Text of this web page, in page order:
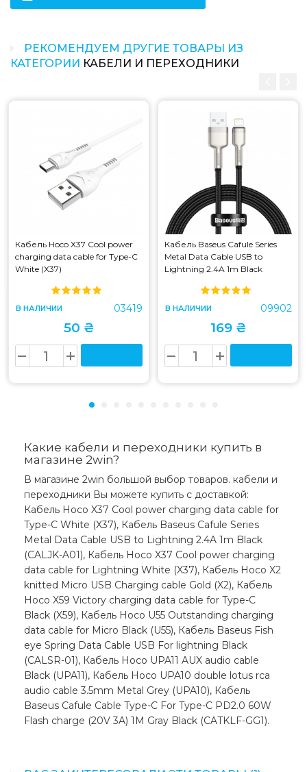
Какая цена на кабель baseus cafule cable usb
for type-c 3a 1m gray+black (catklf-bg1)?
РЕКОМЕНДУЕМ ДРУГИЕ ТОВАРЫ ИЗ
КАТЕГОРИИ КАБЕЛИ И ПЕРЕХОДНИКИ
Кабель Hoco X37 Cool power
charging data cable for Type-C
White (X37)
В НАЛИЧИИ 03419
50 ₴
Кабель Baseus Cafule Series
Metal Data Cable USB to
Lightning 2.4A 1m Black
В НАЛИЧИИ 09902
169 ₴
Какие кабели и переходники купить в
магазине 2win?
В магазине 2win большой выбор товаров. кабели и
переходники Вы можете купить с доставкой:
Кабель Hoco X37 Cool power charging data cable for
Type-C White (X37), Кабель Baseus Cafule Series
Metal Data Cable USB to Lightning 2.4A 1m Black
(CALJK-A01), Кабель Hoco X37 Cool power charging
data cable for Lightning White (X37), Кабель Hoco X2
knitted Micro USB Charging cable Gold (X2), Кабель
Hoco X59 Victory charging data cable for Type-C
Black (X59), Кабель Hoco U55 Outstanding charging
data cable for Micro Black (U55), Кабель Baseus Fish
eye Spring Data Cable USB For lightning Black
(CALSR-01), Кабель Hoco UPA11 AUX audio cable
Black (UPA11), Кабель Hoco UPA10 double lotus rca
audio cable 3.5mm Metal Grey (UPA10), Кабель
Baseus Cafule Cable Type-C For Type-C PD2.0 60W
Flash charge (20V 3A) 1M Gray Black (CATKLF-GG1).